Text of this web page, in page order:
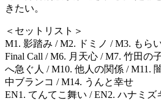
きたい。
＜セットリスト＞
M1. 影踏み / M2. ドミノ / M3. もら
Final Call / M6. 月天心 / M7. 竹田の
へ急ぐ人 / M10. 他人の関係 / M11.
中ブランコ / M14. うんと幸せ
EN1. てんてこ舞い / EN2. ハナミズ